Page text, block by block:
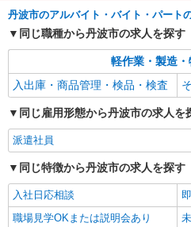
兵庫県丹波市
キープ
派遣社員
株式会社日本ワークプレイス関西/73
基板の検査、組
時給1,250円 割増
35分＝9,475円
時間20分＝18,228円 合計20万7,728円 残業が
40時間だった場
兵庫県丹波市
丹波市のアルバイト・バイト・パート
同じ職種から丹波市の求人を探す
軽作業・製造
入出庫・商品管理・検品・検査
同じ雇用形態から丹波市の求人を
派遣社員
同じ特徴から丹波市の求人を探す
入社日応相談
職場見学OKまたは説明会あり